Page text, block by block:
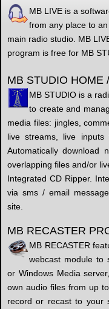
MB LIVE is a
from any place to
main radio studio. MB
program is free for MB
MB STUDIO HOME
MB STUDIO is a
to create and
media files: jingles,
live streams, live inputs
Automatically download
overlapping files and/or
Integrated CD Ripper.
via sms / email
site.
MB RECASTER
MB RECASTER
webcast module to
or Windows Media
own audio files from up
record or recast to your